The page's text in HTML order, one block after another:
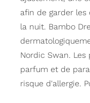
afin de garder
la nuit. Bambo
Nordic Swan.
parfum et de
risque d'allergie.